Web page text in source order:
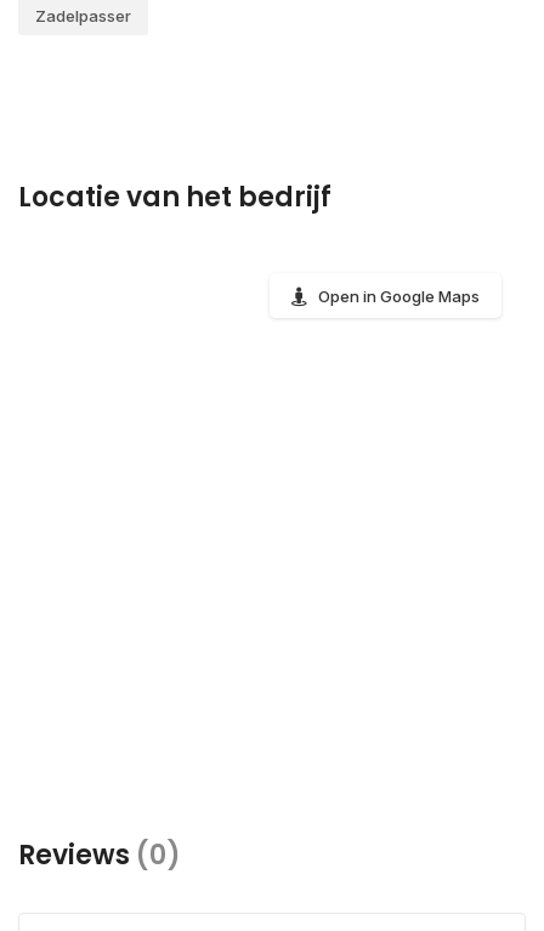
Zadelpasser
Locatie van het bedrijf
Open in Google Maps
Reviews (0)